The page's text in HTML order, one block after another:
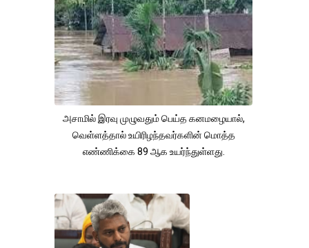
அசாமில் இரவு முழுவதும் பெய்த கனமழையால்,
வெள்ளத்தால் உயிரிழந்தவர்களின் மொத்த
எண்ணிக்கை 89 ஆக உயர்ந்துள்ளது.